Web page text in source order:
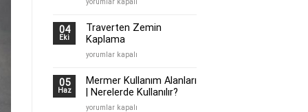
Cephe
Kaplama
için
04
Eki
Traverten Zemin
Kaplama
Traverten
Kaplama
için
yorumlar kapalı
05
Haz
Mermer Kullanım Alanları
| Nerelerde Kullanılır?
Mermer
yorumlar kapalı